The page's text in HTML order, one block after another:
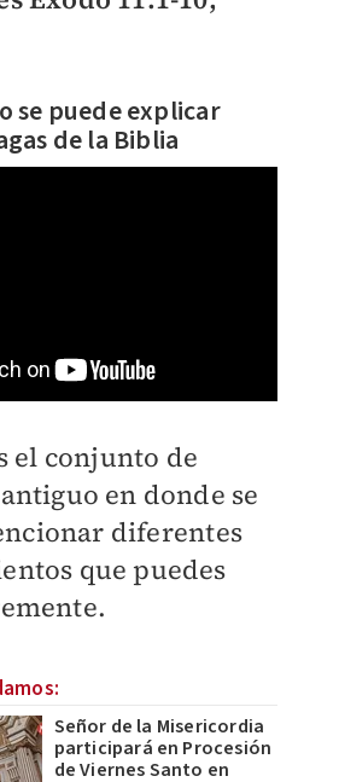
se puede explicar
de la Biblia
el conjunto de
en donde se
diferentes
que puedes
Señor de la Misericordia
participará en Procesión
de Viernes Santo en